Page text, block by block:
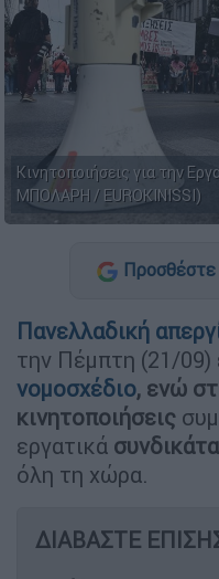
Κινητοποιήσεις για την
ΜΠΟΛΑΡΗ / EUROKINISSI)
Πανελλαδική
την Πέμπτη (21/09)
νομοσχέδιο, ενώ
κινητοποιήσεις
εργατικά συνδικάτα
όλη τη χώρα.
ΔΙΑΒΑΣΤΕ